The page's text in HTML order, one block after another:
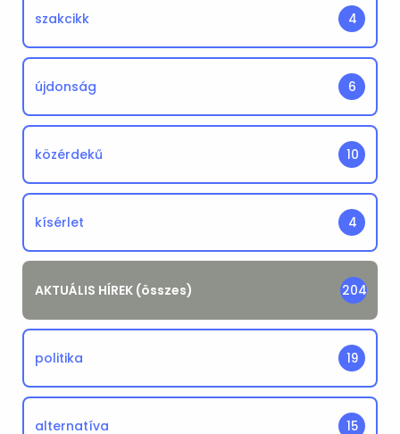
szakcikk 4
újdonság 6
közérdekű 10
kísérlet 4
AKTUÁLIS HÍREK (összes) 204
politika 19
alternatíva 15